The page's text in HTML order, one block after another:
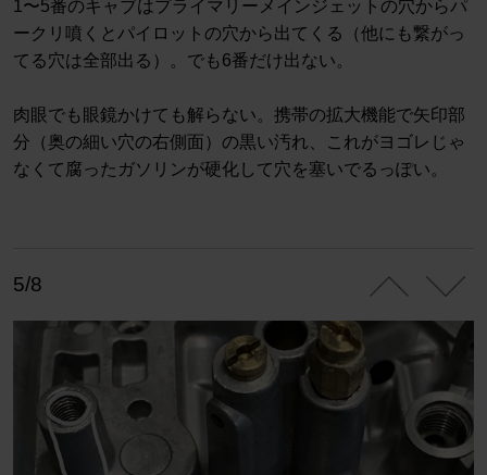
1〜5番のキャブはプライマリーメインジェットの穴からパ
ークリ噴くとパイロットの穴から出てくる（他にも繋がっ
てる穴は全部出る）。でも6番だけ出ない。
肉眼でも眼鏡かけても解らない。携帯の拡大機能で矢印部
分（奥の細い穴の右側面）の黒い汚れ、これがヨゴレじゃ
なくて腐ったガソリンが硬化して穴を塞いでるっぽい。
5/8